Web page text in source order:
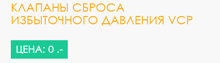
КЛАПАНЫ СБРОСА
ИЗБЫТОЧНОГО ДАВЛЕНИЯ VCP
ЦЕНА: 0 .-